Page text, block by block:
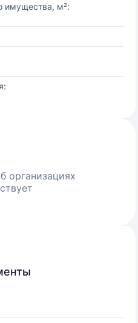
имущества, м²:
организациях